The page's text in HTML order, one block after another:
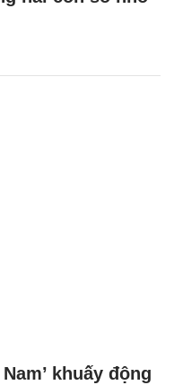
khuấy động